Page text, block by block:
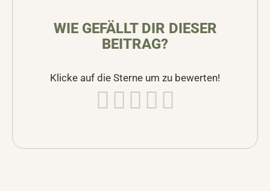
WIE GEFÄLLT DIR DIESER
BEITRAG?
Klicke auf die Sterne um zu bewerten!